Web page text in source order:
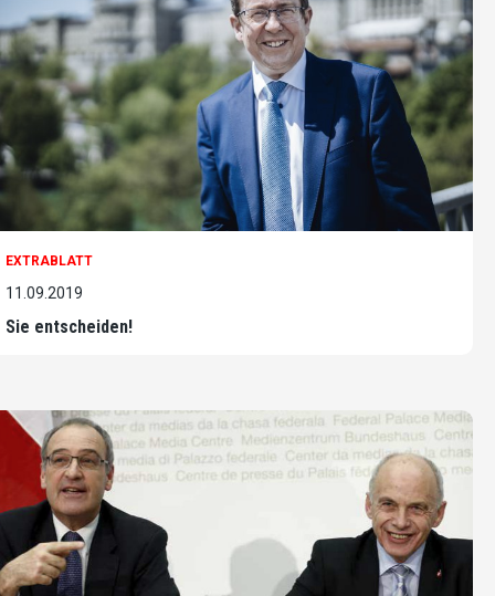
EXTRABLATT
11.09.2019
Sie entscheiden!